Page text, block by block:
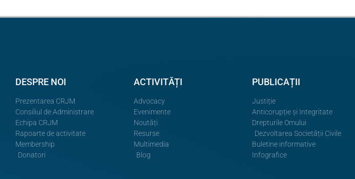
DESPRE NOI
Prezentarea CRJM
Consiliul de Administrare
Echipa CRJM
Rapoarte de activitate
Membership
Donatori
ACTIVITĂȚI
Advocacy
Evenimente
Noutăți
Resurse
Multimedia
Blog
PUBLICAȚII
Justiție
Anticorupție și Integritate
Drepturile Omului
Dezvoltarea Societății Civile
Buletine informative
Infografice